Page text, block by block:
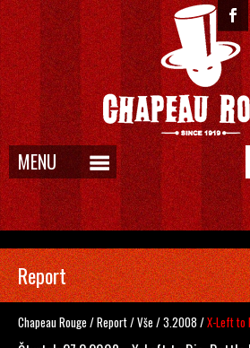
MENU
Report
Chapeau Rouge /Report/Vše /3.2008 /X-Left to